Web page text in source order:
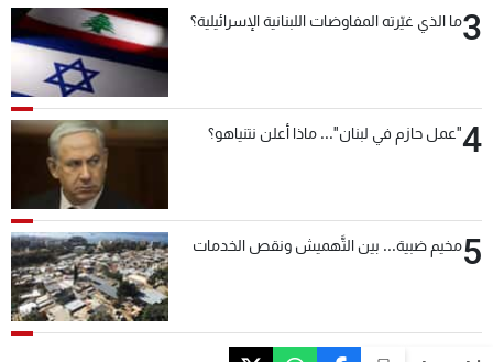
3ما الذي غيّرته المفاوضات اللبنانية الإسرائيلية؟
4"عمل حازم في لبنان"... ماذا أعلن نتنياهو؟
5مخيم ضبية... بين التَّهميش ونقص الخدمات